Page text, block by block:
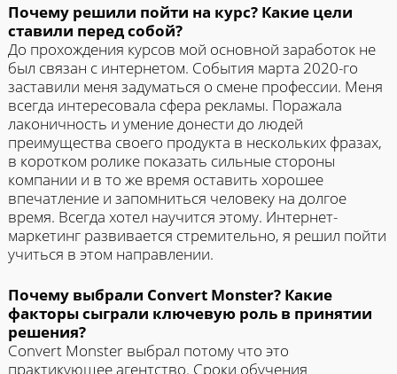
Почему решили пойти на курс? Какие цели
ставили перед собой?
До прохождения курсов мой основной заработок не
был связан с интернетом. События марта 2020-го
заставили меня задуматься о смене профессии. Меня
всегда интересовала сфера рекламы. Поражала
лаконичность и умение донести до людей
преимущества своего продукта в нескольких фразах,
в коротком ролике показать сильные стороны
компании и в то же время оставить хорошее
впечатление и запомниться человеку на долгое
время. Всегда хотел научится этому. Интернет-
маркетинг развивается стремительно, я решил пойти
учиться в этом направлении.
Почему выбрали Convert Monster? Какие
факторы сыграли ключевую роль в принятии
решения?
Convert Monster выбрал потому что это
практикующее агентство. Сроки обучения